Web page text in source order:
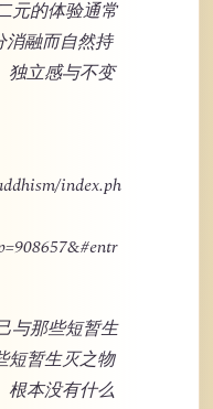
元的体验通常
消融而自然持
独立感与不变
index.ph
与那些短暂生
短暂生灭之物
根本没有什么